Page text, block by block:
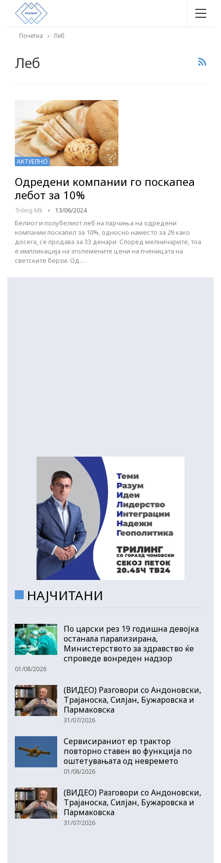
Почетна Леб
Леб
АКТУЕЛНО
Одредени компании го поскапеа
лебот за 10%
Triling Mk 13/06/2024
Белиот и полубелиот леб на парчиња на одредени
компании поскапел за 10%, односно наместо за 29 како
досега, се продава за 33 денари. Според мелничарите, тоа
е импликација на зголемените цени на пченицата на
светските берзи. Од…
НАЈЧИТАНИ
По царски рез 19 годишна девојка
останала парализирана,
Министерството за здравство ќе
спроведе вонреден надзор
01/08/2026
(ВИДЕО) Разговори со Андоновски,
Трајаноска, Силјан, Бужаровска и
Пармаковска
31/07/2026
Сервисираниот ер трактор
повторно ставен во функција по
оштетувањата од невремето
01/08/2026
(ВИДЕО) Разговори со Андоновски,
Трајаноска, Силјан, Бужаровска и
Пармаковска
31/07/2026